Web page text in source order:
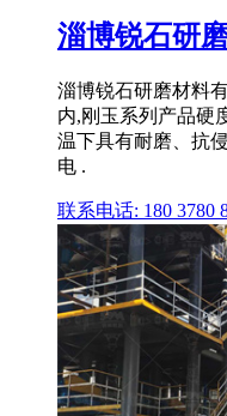
淄博锐石研
淄博锐石研磨材料
内,刚玉系列产品硬
温下具有耐磨、抗
电 .
联系电话: 180 3780